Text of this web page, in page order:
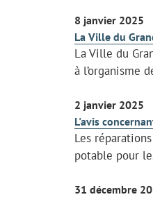
8 janvier 2025
La Ville du
La Ville du
à l’organisme
2 janvier 2025
L'avis
Les
potable pour
31 décembre